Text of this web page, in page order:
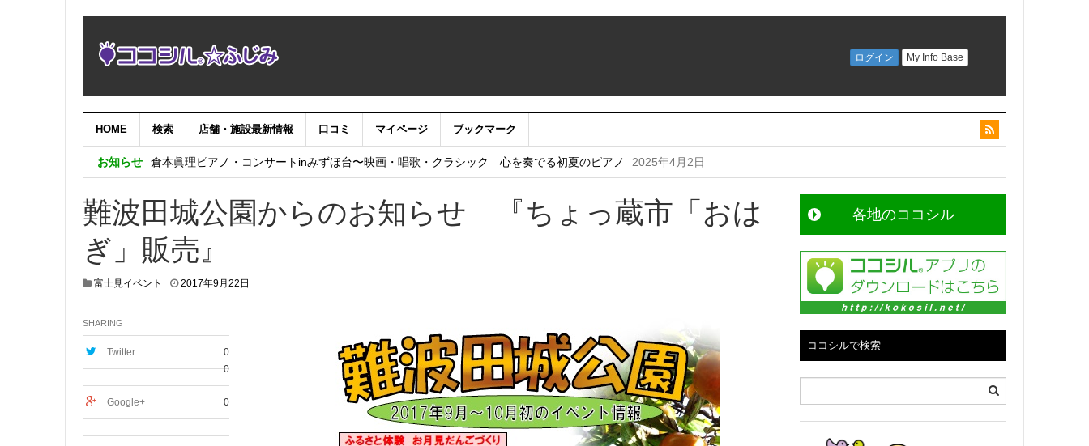
HOME 検索 店舗・施設最新情報 口コミ マイページ ブックマーク
お知らせ
難波田城公園の蓮が開花し始めています！ 2025年6月19日
倉本眞理ピアノ・コンサートinみずほ台〜映画・唱歌・クラシック 心を奏でる初夏のピアノ 2025年4月2日
システムメンテナンス作業に伴うサイト・アプリ利用停止のお知らせ 2024年7月24日
難波田城公園からのお知らせ 『ちょっ蔵市「おは
ぎ」販売』
富士見イベント 2017年9月22日
SHARING
Twitter
0
0
Google+ 0
各地のココシル
ココシルで検索